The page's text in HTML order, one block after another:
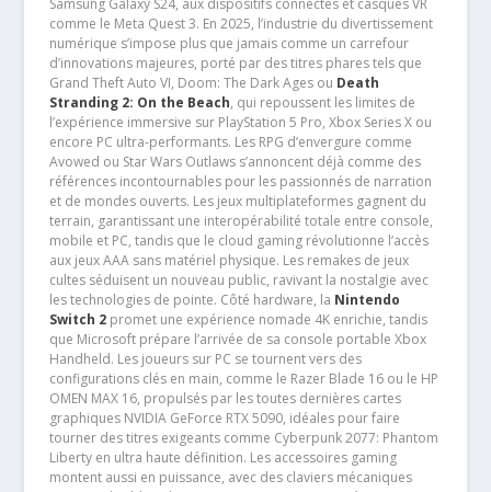
Samsung Galaxy S24, aux dispositifs connectés et casques VR
comme le Meta Quest 3. En 2025, l’industrie du divertissement
numérique s’impose plus que jamais comme un carrefour
d’innovations majeures, porté par des titres phares tels que
Grand Theft Auto VI, Doom: The Dark Ages ou Death
Stranding 2: On the Beach, qui repoussent les limites de
l’expérience immersive sur PlayStation 5 Pro, Xbox Series X ou
encore PC ultra-performants. Les RPG d’envergure comme
Avowed ou Star Wars Outlaws s’annoncent déjà comme des
références incontournables pour les passionnés de narration
et de mondes ouverts. Les jeux multiplateformes gagnent du
terrain, garantissant une interopérabilité totale entre console,
mobile et PC, tandis que le cloud gaming révolutionne l’accès
aux jeux AAA sans matériel physique. Les remakes de jeux
cultes séduisent un nouveau public, ravivant la nostalgie avec
les technologies de pointe. Côté hardware, la Nintendo
Switch 2promet une expérience nomade 4K enrichie, tandis
que Microsoft prépare l’arrivée de sa console portable Xbox
Handheld. Les joueurs sur PC se tournent vers des
configurations clés en main, comme le Razer Blade 16 ou le HP
OMEN MAX 16, propulsés par les toutes dernières cartes
graphiques NVIDIA GeForce RTX 5090, idéales pour faire
tourner des titres exigeants comme Cyberpunk 2077: Phantom
Liberty en ultra haute définition. Les accessoires gaming
montent aussi en puissance, avec des claviers mécaniques